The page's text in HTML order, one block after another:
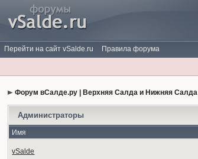
Перейти на сайт vSalde.ru Правила форума
Форум вСалде.ру | Верхняя Салда и Нижняя Салда
Администраторы
Имя
vSalde